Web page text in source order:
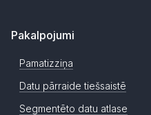
Pakalpojumi
Pamatizziņa
Datu pārraide tiešsaistē
Segmentēto datu atlase